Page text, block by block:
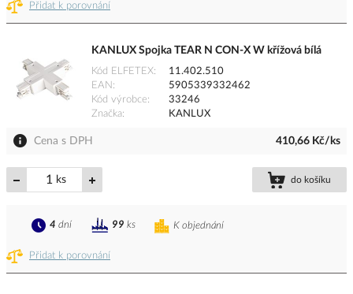
Přidat k porovnání
KANLUX Spojka TEAR N CON-X W křížová bílá
Kód ELFETEX
11.402.510
EAN
5905339332462
Kód výrobce
33246
Značka
KANLUX
Cena s DPH 410,66 Kč/ks
ks do košíku
Přidat k porovnání
K objednání
4 dní 99 ks